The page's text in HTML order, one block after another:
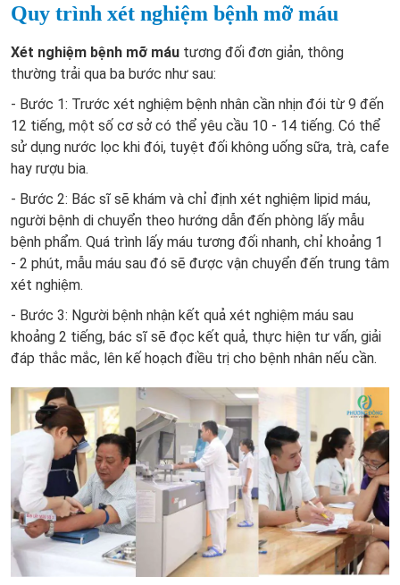
Quy trình xét nghiệm bệnh mỡ máu
Xét nghiệm bệnh mỡ máu tương đối đơn giản, thông
thường trải qua ba bước như sau:
- Bước 1: Trước xét nghiệm bệnh nhân cần nhịn đói từ 9 đến
12 tiếng, một số cơ sở có thể yêu cầu 10 - 14 tiếng. Có thể
sử dụng nước lọc khi đói, tuyệt đối không uống sữa, trà, cafe
hay rượu bia.
- Bước 2: Bác sĩ sẽ khám và chỉ định xét nghiệm lipid máu,
người bệnh di chuyển theo hướng dẫn đến phòng lấy mẫu
bệnh phẩm. Quá trình lấy máu tương đối nhanh, chỉ khoảng 1
- 2 phút, mẫu máu sau đó sẽ được vận chuyển đến trung tâm
xét nghiệm.
- Bước 3: Người bệnh nhận kết quả xét nghiệm máu sau
khoảng 2 tiếng, bác sĩ sẽ đọc kết quả, thực hiện tư vấn, giải
đáp thắc mắc, lên kế hoạch điều trị cho bệnh nhân nếu cần.